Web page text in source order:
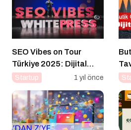
SEO Vibes on Tour
Türkiye 2025: Dijital
Dünyanın Nabzını Tutan
Startup 1 yıl önce